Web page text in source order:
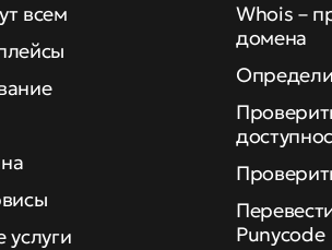
всем
услуги
Whois –
домена
Punycode